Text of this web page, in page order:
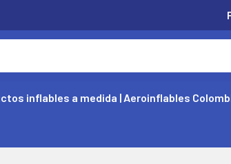
inflables a medida | Aeroinflables